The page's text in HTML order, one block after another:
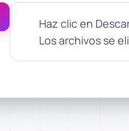
Haz clic en
Los archivos se